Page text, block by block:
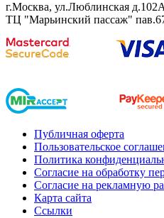
г.Москва, ул.Люблинская
ТЦ "Марьинский пассаж"
Публичная оферта
Пользовательское
Политика
Согласие на обработку
Согласие на рекламную
Карта сайта
Ссылки